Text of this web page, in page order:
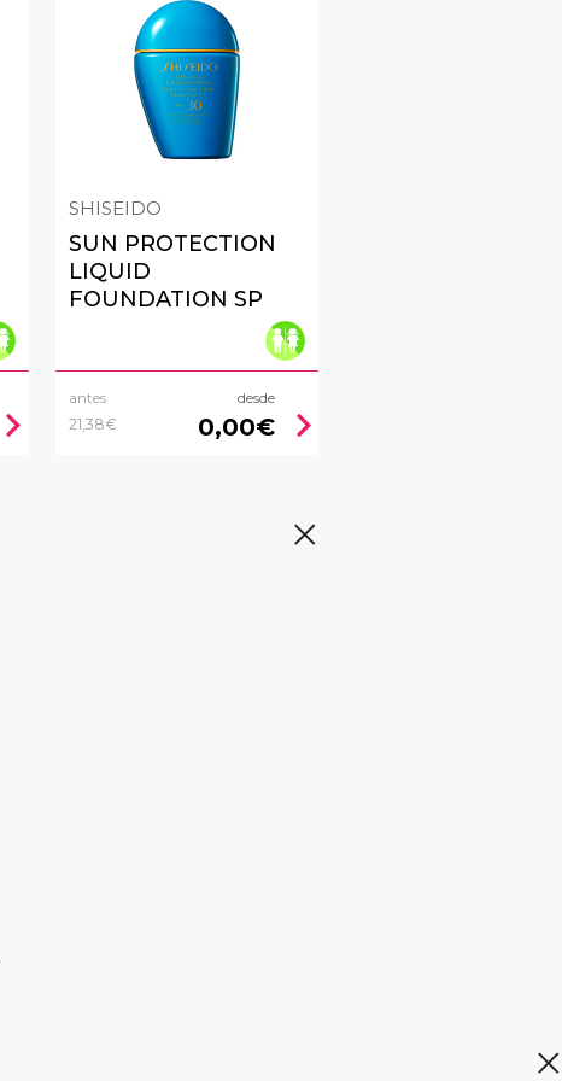
chevron_right
SHISEIDO
SUN PROTECTION
LIQUID
FOUNDATION SP
antes
21,38€
desde
0,00€ chevron_right